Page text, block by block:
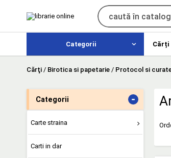
Categorii Cărți
Cărţi / Birotica si papetarie / Protocol si
Categorii -
Carte straina
Carti in dar